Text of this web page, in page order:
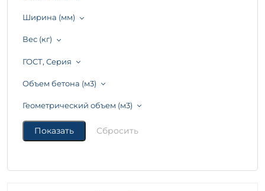
Ширина (мм)
Вес (кг)
ГОСТ, Серия
Объем бетона (м3)
Геометрический объем (м3)